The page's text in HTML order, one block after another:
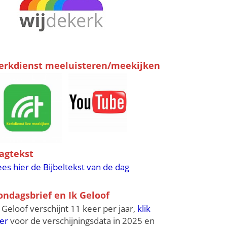
meeluisteren/meekijken
hier de Bijbeltekst van de dag
en Ik Geloof
Geloof verschijnt 11 keer per jaar, klik
voor de verschijningsdata in 2025 en